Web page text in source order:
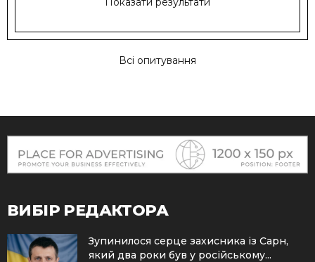
Всі опитування
ВИБІР РЕДАКТОРА
Зупинилося серце захисника із Сарн,
який два роки був у російському...